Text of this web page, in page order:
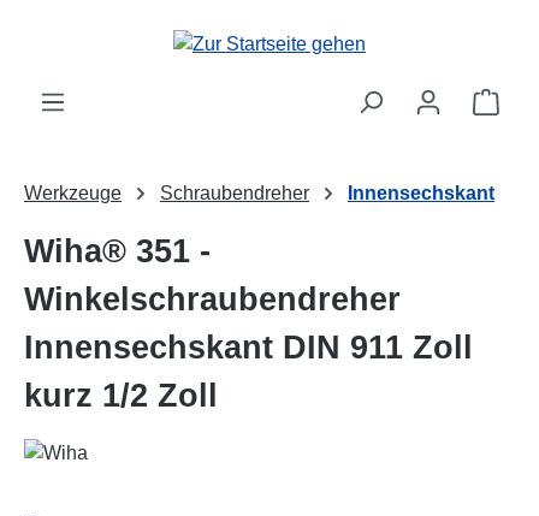
Zum Hauptinhalt springen
Werkzeuge Schraubendreher Innensechskant
Wiha® 351 -
Winkelschraubendreher
Innensechskant DIN 911 Zoll
kurz 1/2 Zoll